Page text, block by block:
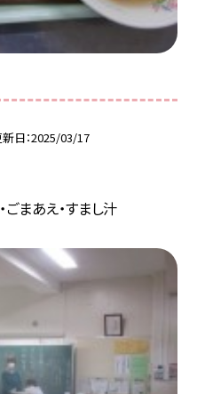
日 2025/03/17
まあえ・すまし汁